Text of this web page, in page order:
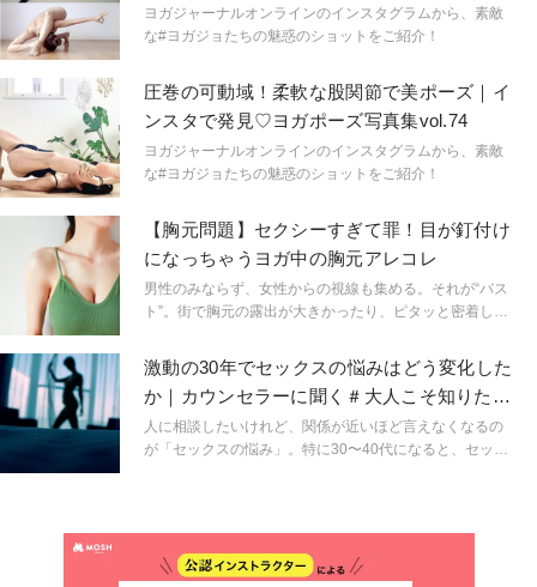
ヨガジャーナルオンラインのインスタグラムから、素敵
な#ヨガジョたちの魅惑のショットをご紹介！
圧巻の可動域！柔軟な股関節で美ポーズ｜イ
ンスタで発見♡ヨガポーズ写真集vol.74
ヨガジャーナルオンラインのインスタグラムから、素敵
な#ヨガジョたちの魅惑のショットをご紹介！
【胸元問題】セクシーすぎて罪！目が釘付け
になっちゃうヨガ中の胸元アレコレ
男性のみならず、女性からの視線も集める。それが“バス
ト”。街で胸元の露出が大きかったり、ピタッと密着した
しまいますよね。そしてそれは、ヨガの最中にも起こり
ます。みなさんは、次のようなセクシーすぎて罪な胸元
でレッスンに参加していませんか？
激動の30年でセックスの悩みはどう変化した
か｜カウンセラーに聞く＃大人こそ知りたい
性のこと
人に相談したいけれど、関係が近いほど言えなくなるの
が「セックスの悩み」。特に30〜40代になると、セック
ついてお話をうかがいました。